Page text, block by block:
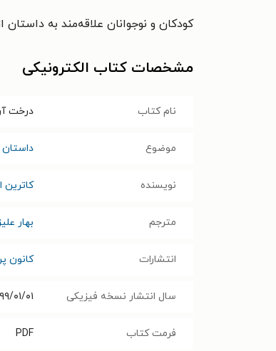
کودکان و نوجوانان علاقه‌مند به
مشخصات کتاب الکترونیکی
نام کتاب درخت
موضوع
نویسنده کاترین
مترجم بهار
انتشارات کانون
سال انتشار نسخه فیزیکی ۱۳۹۹/
فرمت کتاب PDF